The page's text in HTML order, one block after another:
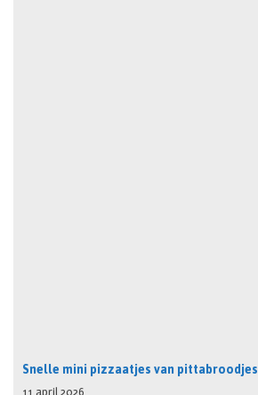
Snelle mini pizzaatjes van pittabroodjes
11 april 2026